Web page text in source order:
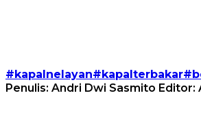
Penulis: Andri Dwi Sasmito Editor: